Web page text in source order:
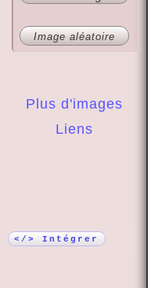
Plus d'images
Liens
Image aléatoire
</> Intégrer